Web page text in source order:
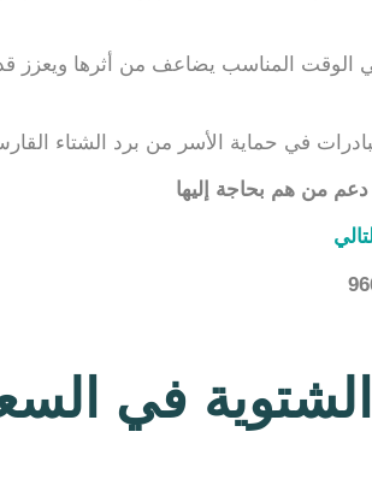
الوقت المناسب يضاعف من أثرها ويعزز
في حماية الأسر من برد الشتاء
من هم بحاجة إليها
الشتوية في